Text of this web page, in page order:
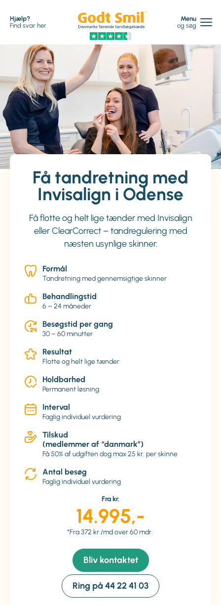
Hjælp?
Find svar her
Menu
og søg
Få tandretning med
Invisalign i Odense
Få flotte og helt lige tænder med Invisalign
eller ClearCorrect – tandregulering med
næsten usynlige skinner.
Formål
Tandretning med gennemsigtige skinner
Behandlingstid
6 – 24 måneder
Besøgstid per gang
30 – 60 minutter
Resultat
Flotte og helt lige tænder
Holdbarhed
Permanent løsning
Interval
Faglig individuel vurdering
Tilskud
(medlemmer af “danmark”)
Få 50% af udgiften dog max 25 kr. per skinne
Antal besøg
Faglig individuel vurdering
Fra kr.
14.995,-
*Fra 372 kr./md over 60 mdr.
Bliv kontaktet
Ring på 44 22 41 03